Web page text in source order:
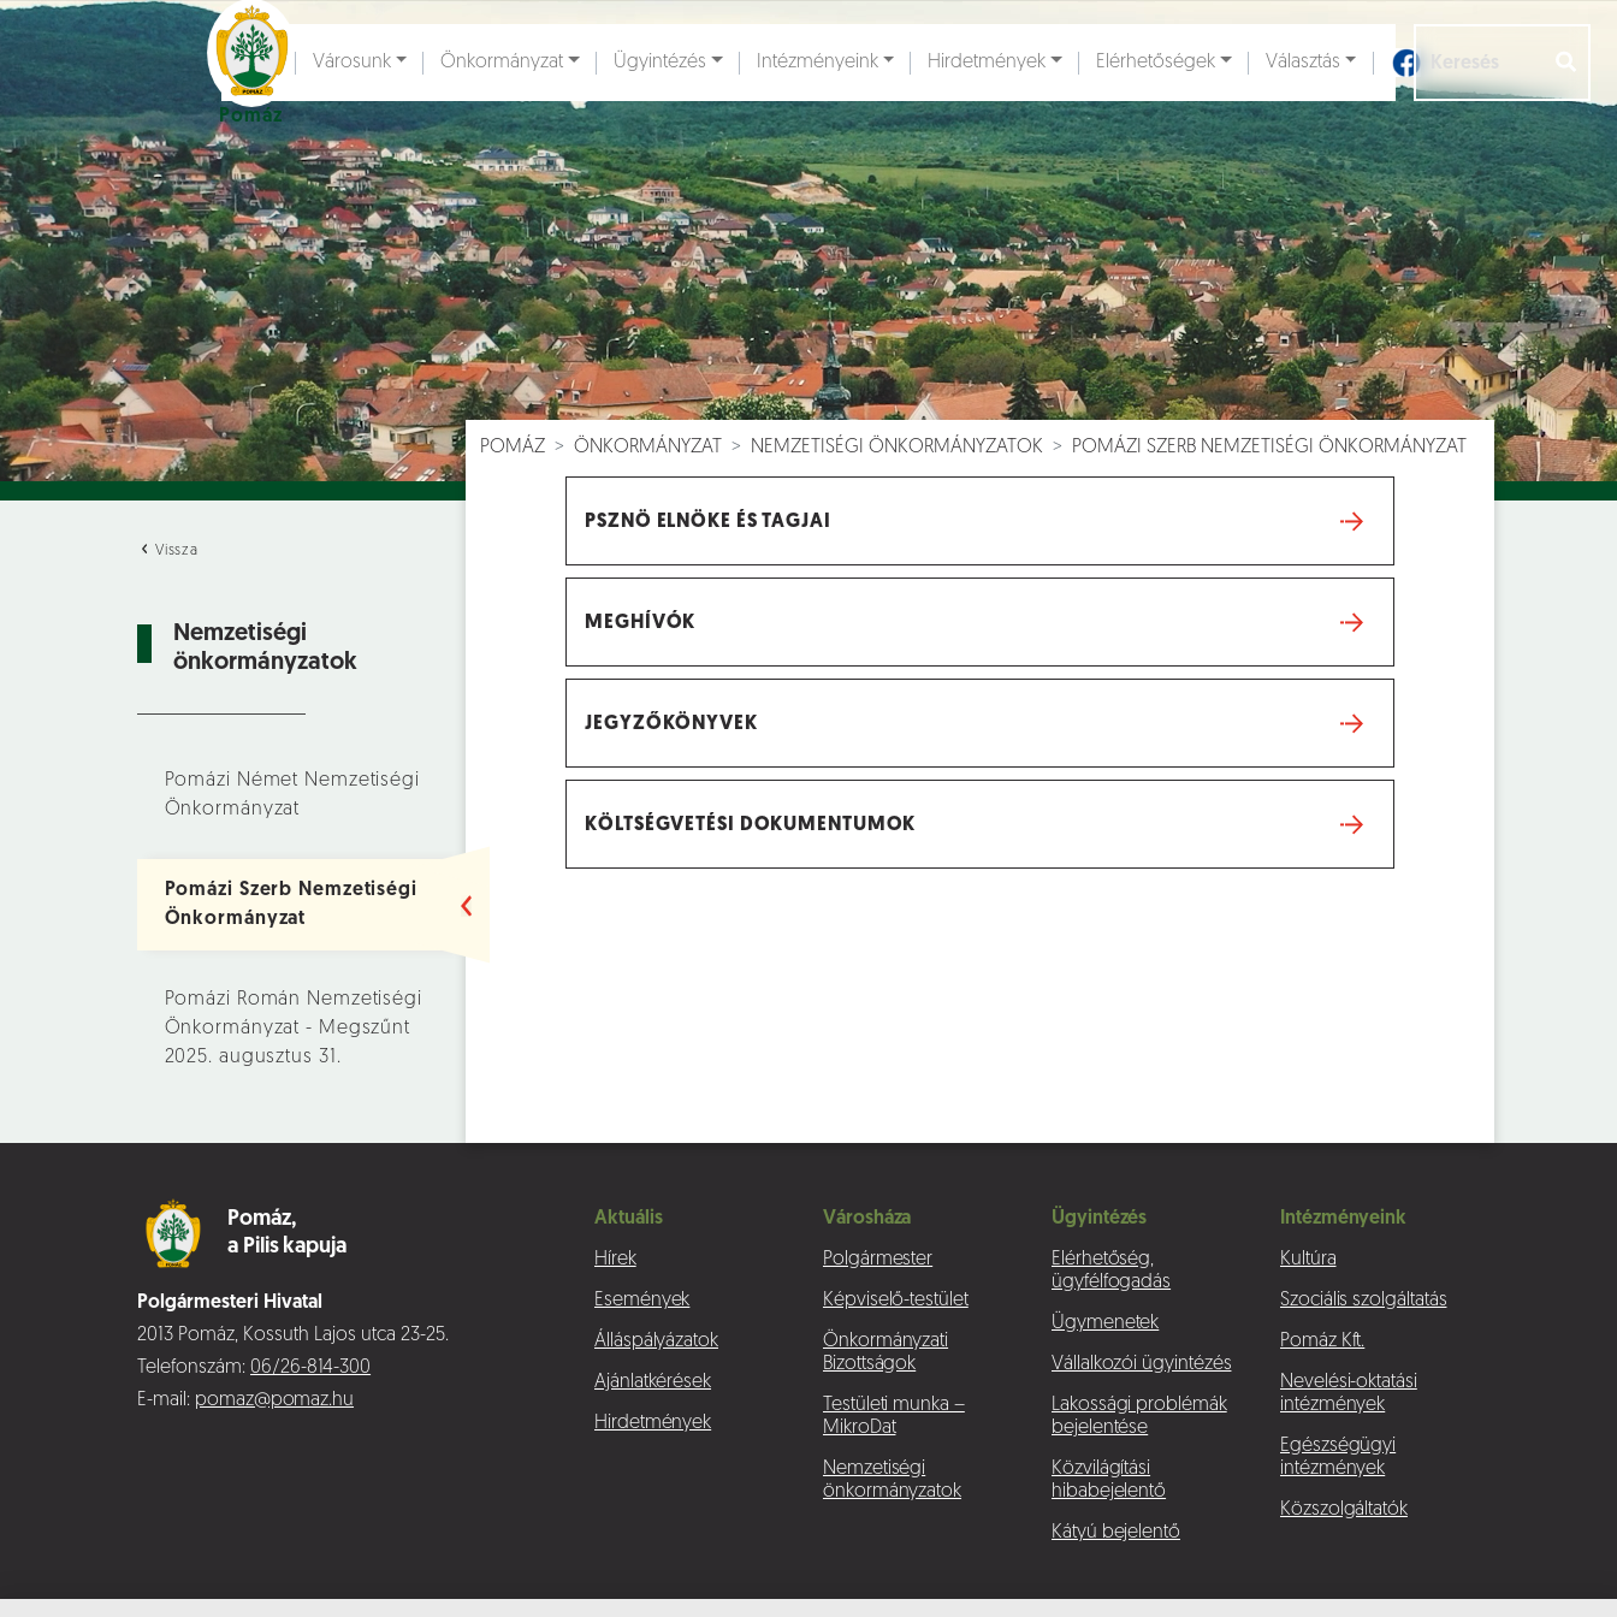
Pomáz
Ugrás a fő tartalomhoz
Városunk Önkormányzat Ügyintézés Intézményeink Hirdetmények Elérhetőségek Választás
Vissza
Nemzetiségi
önkormányzatok
Pomázi Német Nemzetiségi
Önkormányzat
Pomázi Szerb Nemzetiségi
Önkormányzat
Pomázi Román Nemzetiségi
Önkormányzat - Megszűnt
2025. augusztus 31.
POMÁZ ÖNKORMÁNYZAT NEMZETISÉGI ÖNKORMÁNYZATOK POMÁZI SZERB NEMZETISÉGI ÖNKORMÁNYZAT
PSZNÖ ELNÖKE ÉS TAGJAI
MEGHÍVÓK
JEGYZŐKÖNYVEK
KÖLTSÉGVETÉSI DOKUMENTUMOK
Pomáz,
a Pilis kapuja
Polgármesteri Hivatal
2013 Pomáz, Kossuth Lajos utca 23-25.
Telefonszám: 06/26-814-300
E-mail: pomaz@pomaz.hu
Aktuális
Hírek
Események
Álláspályázatok
Ajánlatkérések
Hirdetmények
Városháza
Polgármester
Képviselő-testület
Önkormányzati
Bizottságok
Testületi munka –
MikroDat
Nemzetiségi
önkormányzatok
Ügyintézés
Elérhetőség,
ügyfélfogadás
Ügymenetek
Vállalkozói ügyintézés
Lakossági problémák
bejelentése
Közvilágítási
hibabejelentő
Kátyú bejelentő
Intézményeink
Kultúra
Szociális szolgáltatás
Pomáz Kft.
Nevelési-oktatási
intézmények
Egészségügyi
intézmények
Közszolgáltatók
Hírek [] Események [ ] Dokumentumok [] Aloldalak []